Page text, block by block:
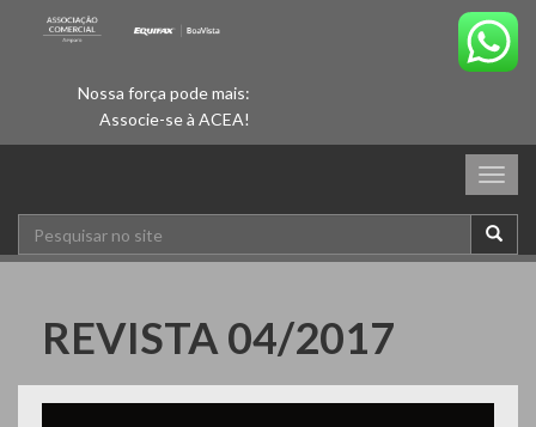
Nossa força pode mais:
Associe-se à ACEA!
REVISTA 04/2017